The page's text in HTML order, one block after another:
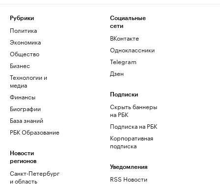
Рубрики
Политика
Экономика
Общество
Бизнес
Технологии и
медиа
Финансы
Биографии
База знаний
РБК Образование
Новости
регионов
Санкт-Петербург
и область
Социальные
сети
ВКонтакте
Одноклассники
Telegram
Дзен
Подписки
Скрыть баннеры
на РБК
Подписка на РБК
Корпоративная
подписка
Уведомления
RSS Новости